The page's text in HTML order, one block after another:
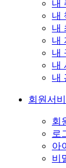
내
내
내
내
내
내
내
회원서
회
로
아
비